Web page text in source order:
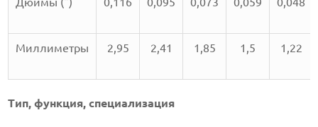
Миллиметры 2,95 2,41 1,85 1,5 1,22
Тип, функция, специализация